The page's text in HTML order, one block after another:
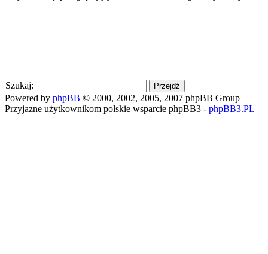
Szukaj:
Powered by phpBB © 2000, 2002, 2005, 2007 phpBB Group
Przyjazne użytkownikom polskie wsparcie phpBB3 - phpBB3.PL